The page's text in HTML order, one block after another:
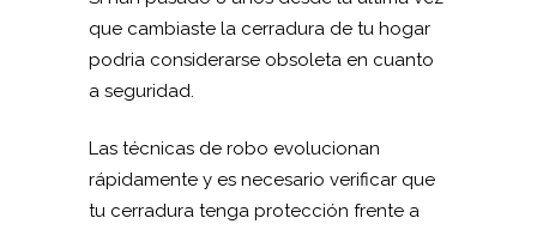
que cambiaste la cerradura de tu hogar
podria considerarse obsoleta en cuanto
a seguridad.
Las técnicas de robo evolucionan
rápidamente y es necesario verificar que
tu cerradura tenga protección frente a